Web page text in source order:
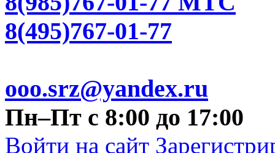
8(495)767-01-77
ooo.srz@yandex.ru
Пн–Пт с 8:00 до 17:00
Войти на сайт